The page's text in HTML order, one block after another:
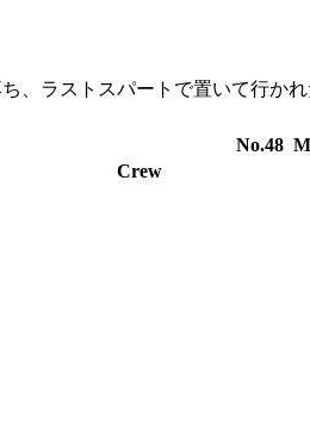
、ラストスパートで置いて行か
No.48
Crew